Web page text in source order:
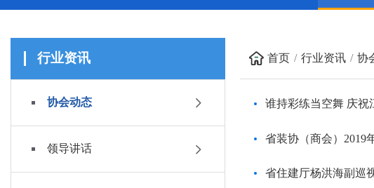
行业资讯
协会动态
领导讲话
首页 行业资讯 协
谁持彩练当空舞 庆祝
省装协（商会）2019
省住建厅杨洪海副巡